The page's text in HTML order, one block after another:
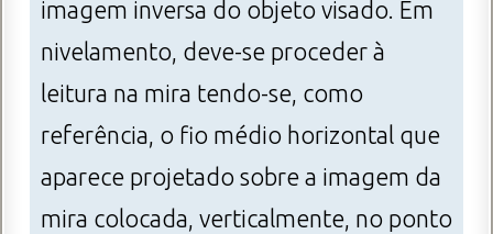
imagem inversa do objeto visado. Em
nivelamento, deve-se proceder à
leitura na mira tendo-se, como
referência, o fio médio horizontal que
aparece projetado sobre a imagem da
mira colocada, verticalmente, no ponto